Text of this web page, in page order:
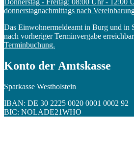
donnerstagnachmittags nach
Das Einwohnermeldeamt in Burg und in
nach vorheriger Terminvergabe
Terminbuchung.
Konto der Amtskasse
Sparkasse Westholstein
IBAN: DE 30 2225 0020 0001 0002 92
BIC: NOLADE21WHO